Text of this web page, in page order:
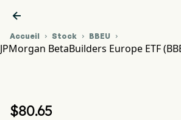

Accueil  Stock  BBEU 
JPMorgan BetaBuilders Europe ETF
$80.65